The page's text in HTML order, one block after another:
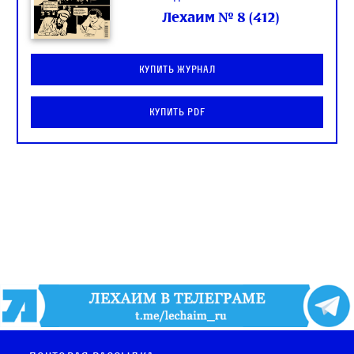
Лехаим № 8 (412)
Купить журнал
Купить PDF